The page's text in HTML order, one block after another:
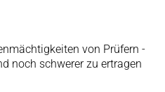
von Prüfern -
noch schwerer zu ertragen